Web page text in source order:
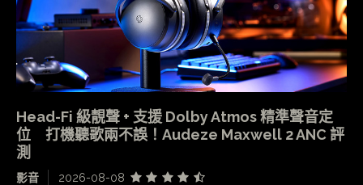
Head-Fi 級靚聲 + 支援 Dolby Atmos 精準聲音定
位 打機聽歌兩不誤！Audeze Maxwell 2 ANC 評
測
影音 2026-08-08